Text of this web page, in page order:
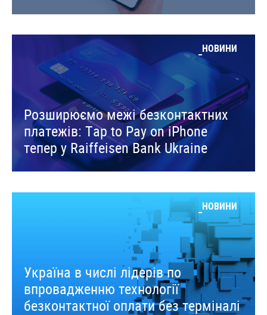
НОВИНИ
Розширюємо межі безконтактних
платежів: Tap to Pay on iPhone
тепер у Raiffeisen Bank Ukraine
НОВИНИ
Україна в числі лідерів по
впровадженню технології
безконтактної оплати без терміналі